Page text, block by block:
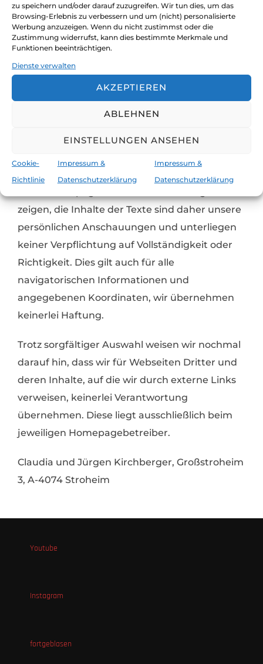
zu speichern und/oder darauf zuzugreifen. Wir tun dies, um das
Browsing-Erlebnis zu verbessern und um (nicht) personalisierte
Werbung anzuzeigen. Wenn du nicht zustimmst oder die
Zustimmung widerrufst, kann dies bestimmte Merkmale und
Funktionen beeinträchtigen.
Dienste verwalten
AKZEPTIEREN
ABLEHNEN
EINSTELLUNGEN ANSEHEN
Cookie-
Richtlinie
Impressum &
Datenschutzerklärung
Impressum &
Datenschutzerklärung
oderwww.blauwassersegeln.at)
weiterverwendet werden.Schick uns doch ein
kurzes mail, falls du unsere Texte/Bilder
verwendest, da wir uns freuen, zu erfahren,
Du möchtest Bilder und/oder Texte
kurze mail, wir entscheiden gerne, ob wir dein
Projekt unterstützen wollen.
zeigen, die Inhalte der Texte sind daher unsere
persönlichen Anschauungen und unterliegen
keiner Verpflichtung auf Vollständigkeit oder
Richtigkeit. Dies gilt auch für alle
navigatorischen Informationen und
angegebenen Koordinaten, wir übernehmen
keinerlei Haftung.
Trotz sorgfältiger Auswahl weisen wir nochmal
darauf hin, dass wir für Webseiten Dritter und
deren Inhalte, auf die wir durch externe Links
verweisen, keinerlei Verantwortung
übernehmen. Diese liegt ausschließlich beim
jeweiligen Homepagebetreiber.
Claudia und Jürgen Kirchberger, Großstroheim
3, A-4074 Stroheim
Youtube
Instagram
fortgeblasen